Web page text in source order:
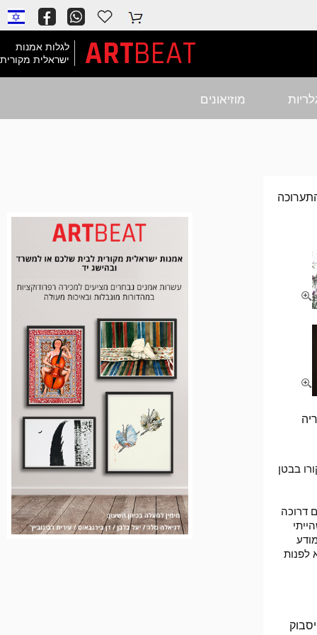
לגלות אמנות
ישראלית מקורית
ARTBEAT
מוזיאונים
בבטן
דרוכה
לפנות
או דרך דף הפייסבוק